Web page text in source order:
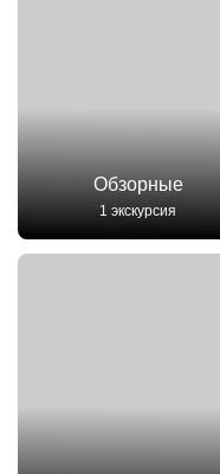
Обзорные
1 экскурсия